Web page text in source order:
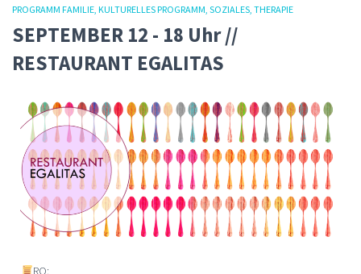
PROGRAMM FAMILIE KULTURELLES PROGRAMM SOZIALES THERAPIE
SEPTEMBER 12 - 18 Uhr //
RESTAURANT EGALITAS
RO: